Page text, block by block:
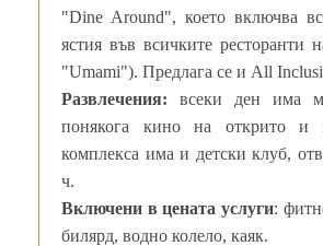
"Dine Around", което включва
ястия във всичките ресторанти
"Umami"). Предлага се и All
Развлечения: всеки ден има
понякога кино на открито
комплекса има и детски клуб,
ч.
Включени в цената услуги:
билярд, водно колело, каяк.